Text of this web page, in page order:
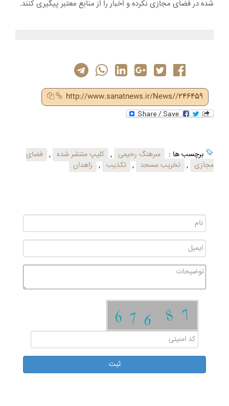
شده در فضای مجازی نکرده و اخبار را از منابع معتبر پیگیری کنند.
http://www.sanatnews.ir/News//246459
برچسب ها : سرهنگ رحیمی , کلیپ منتشر شده , فضای
مجازی , تخریب مسجد , تکذیب , زاهدان